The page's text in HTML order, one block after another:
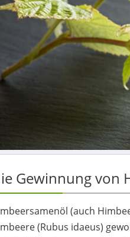
Gewinnung von
(auch
(Rubus idaeus)